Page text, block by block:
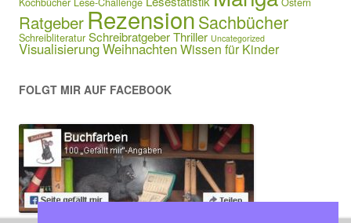
Ratgeber RezensionSachbücher
Schreibliteratur SchreibratgeberThriller Uncategorized
VisualisierungWeihnachtenWissen für Kinder
FOLGT MIR AUF FACEBOOK